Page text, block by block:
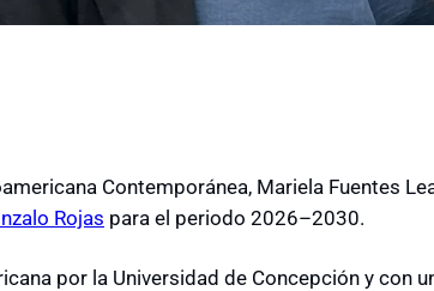
Contemporánea, Mariela Fuentes
Rojas para el periodo 2026–2030.
por la Universidad de Concepción y con